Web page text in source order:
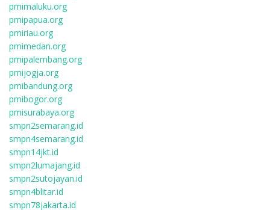
pmimaluku.org
pmipapua.org
pmiriau.org
pmimedan.org
pmipalembang.org
pmijogja.org
pmibandung.org
pmibogor.org
pmisurabaya.org
smpn2semarang.id
smpn4semarang.id
smpn14jkt.id
smpn2lumajang.id
smpn2sutojayan.id
smpn4blitar.id
smpn78jakarta.id